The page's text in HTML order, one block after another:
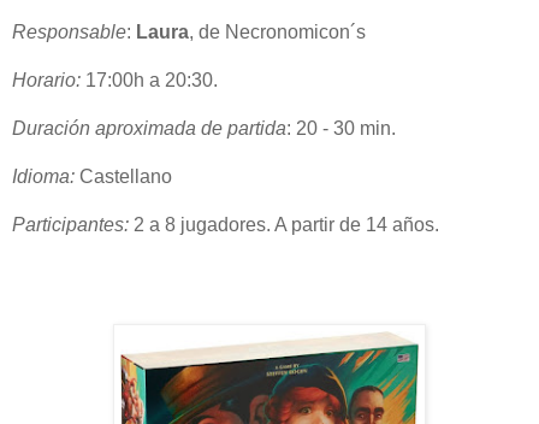
Responsable: Laura, de Necronomicon´s
Horario: 17:00h a 20:30.
Duración aproximada de partida: 20 - 30 min.
Idioma: Castellano
Participantes: 2 a 8 jugadores. A partir de 14 años.